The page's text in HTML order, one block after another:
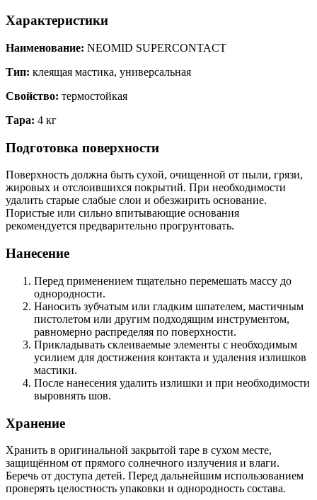
Характеристики
Наименование: NEOMID SUPERCONTACT
Тип: клеящая мастика, универсальная
Свойство: термостойкая
Тара: 4 кг
Подготовка поверхности
Поверхность должна быть сухой, очищенной от пыли, грязи,
жировых и отслоившихся покрытий. При необходимости
удалить старые слабые слои и обезжирить основание.
Пористые или сильно впитывающие основания
рекомендуется предварительно прогрунтовать.
Нанесение
Перед применением тщательно перемешать массу до
однородности.
Наносить зубчатым или гладким шпателем, мастичным
пистолетом или другим подходящим инструментом,
равномерно распределяя по поверхности.
Прикладывать склеиваемые элементы с необходимым
усилием для достижения контакта и удаления излишков
мастики.
После нанесения удалить излишки и при необходимости
выровнять шов.
Хранение
Хранить в оригинальной закрытой таре в сухом месте,
защищённом от прямого солнечного излучения и влаги.
Беречь от доступа детей. Перед дальнейшим использованием
проверять целостность упаковки и однородность состава.